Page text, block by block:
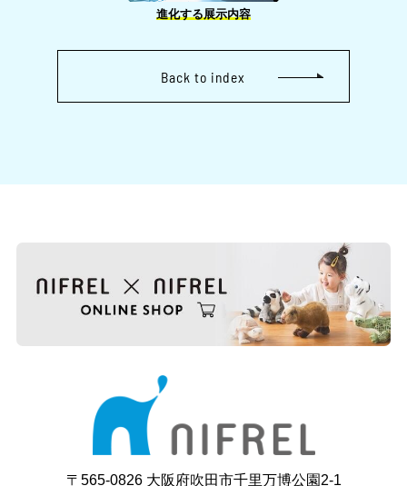
進化する展示内容
Back to index
〒565-0826 大阪府吹田市千里万博公園2-1